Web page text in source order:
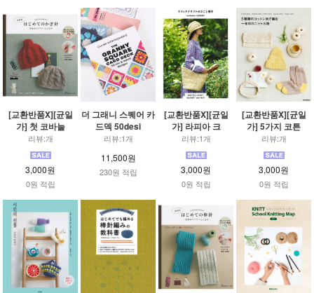
[교환반품X][균일
가] 첫 코바늘
리뷰:개
3,000원
0원 적립
더 그래니 스퀘어 카
드덱 50desi
리뷰:1개
11,500원
230원 적립
[교환반품X][균일
가] 라피아 크
리뷰:1개
3,000원
0원 적립
[교환반품X][균일
가] 5가지 코튼
리뷰:개
3,000원
0원 적립